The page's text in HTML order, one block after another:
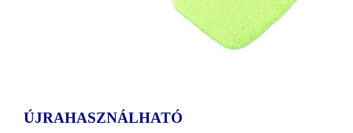
ÚJRAHASZNÁLHATÓ